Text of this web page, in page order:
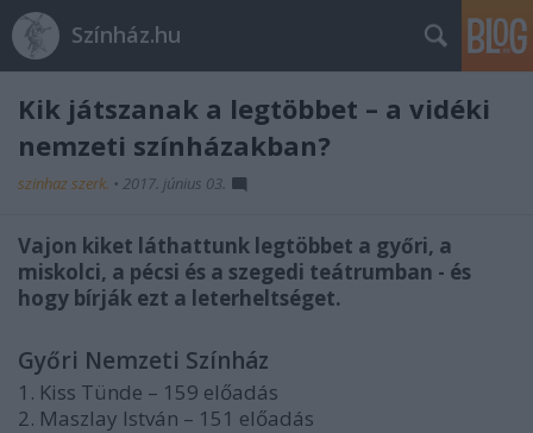
Színház.hu
Kik játszanak a legtöbbet – a vidéki
nemzeti színházakban?
szinhaz szerk. • 2017. június 03.
Vajon kiket láthattunk legtöbbet a győri, a
miskolci, a pécsi és a szegedi teátrumban - és
hogy bírják ezt a leterheltséget.
Győri Nemzeti Színház
1. Kiss Tünde – 159 előadás
2. Maszlay István – 151 előadás